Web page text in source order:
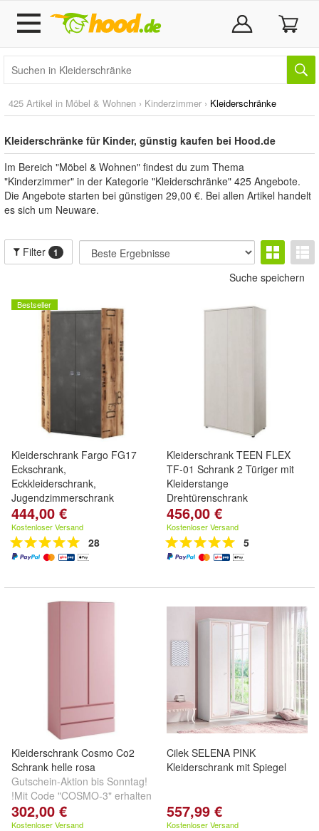
425 Artikel in Möbel & Wohnen › Kinderzimmer › Kleiderschränke
Kleiderschränke für Kinder, günstig kaufen bei Hood.de
Im Bereich "Möbel & Wohnen" findest du zum Thema
"Kinderzimmer" in der Kategorie "Kleiderschränke" 425 Angebote.
Die Angebote starten bei günstigen 29,00 €. Bei allen Artikel handelt
es sich um Neuware.
Filter 1
Suche speichern
Bestseller
Kleiderschrank Fargo FG17
Eckschrank,
Eckkleiderschrank,
Jugendzimmerschrank
Gutschein-Aktion bis Sonntag!
!Mit Code "Fargo-3" erhalten
Sie 3% Rabatt
444,00 €
Kostenloser Versand
28
Kleiderschrank TEEN FLEX
TF-01 Schrank 2 Türiger mit
Kleiderstange
Drehtürenschrank
456,00 €
Kostenloser Versand
5
Kleiderschrank Cosmo Co2
Schrank helle rosa
Gutschein-Aktion bis Sonntag!
!Mit Code "COSMO-3" erhalten
Sie 3% Rabatt
302,00 €
Kostenloser Versand
Cilek SELENA PINK
Kleiderschrank mit Spiegel
557,99 €
Kostenloser Versand